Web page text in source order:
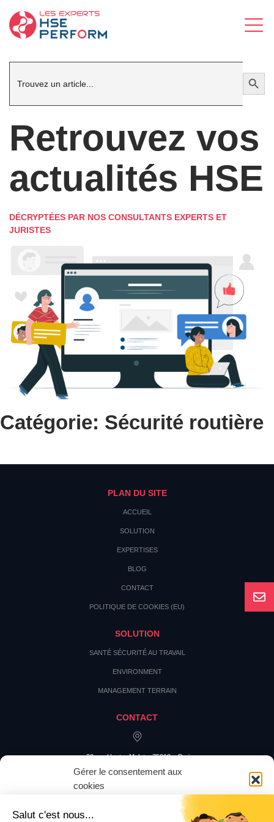
Gérer le consentement aux
cookies
Pour offrir les meilleures expériences, nous utilisons des technologies
Search
Search Button
Retrouvez vos
actualités HSE
DÉCRYPTÉES PAR NOS CONSULTANTS EXPERTS ET
JURISTES
Catégorie: Sécurité routière
PLAN DU SITE
ACCUEIL
SOLUTION
EXPERTISES
BLOG
CONTACT
POLITIQUE DE COOKIES (EU)
SOLUTION
SANTÉ SÉCURITÉ AU TRAVAIL
ENVIRONMENT
MANAGEMENT TERRAIN
CONTACT
20 rue Hector Malot – 75012 – Paris